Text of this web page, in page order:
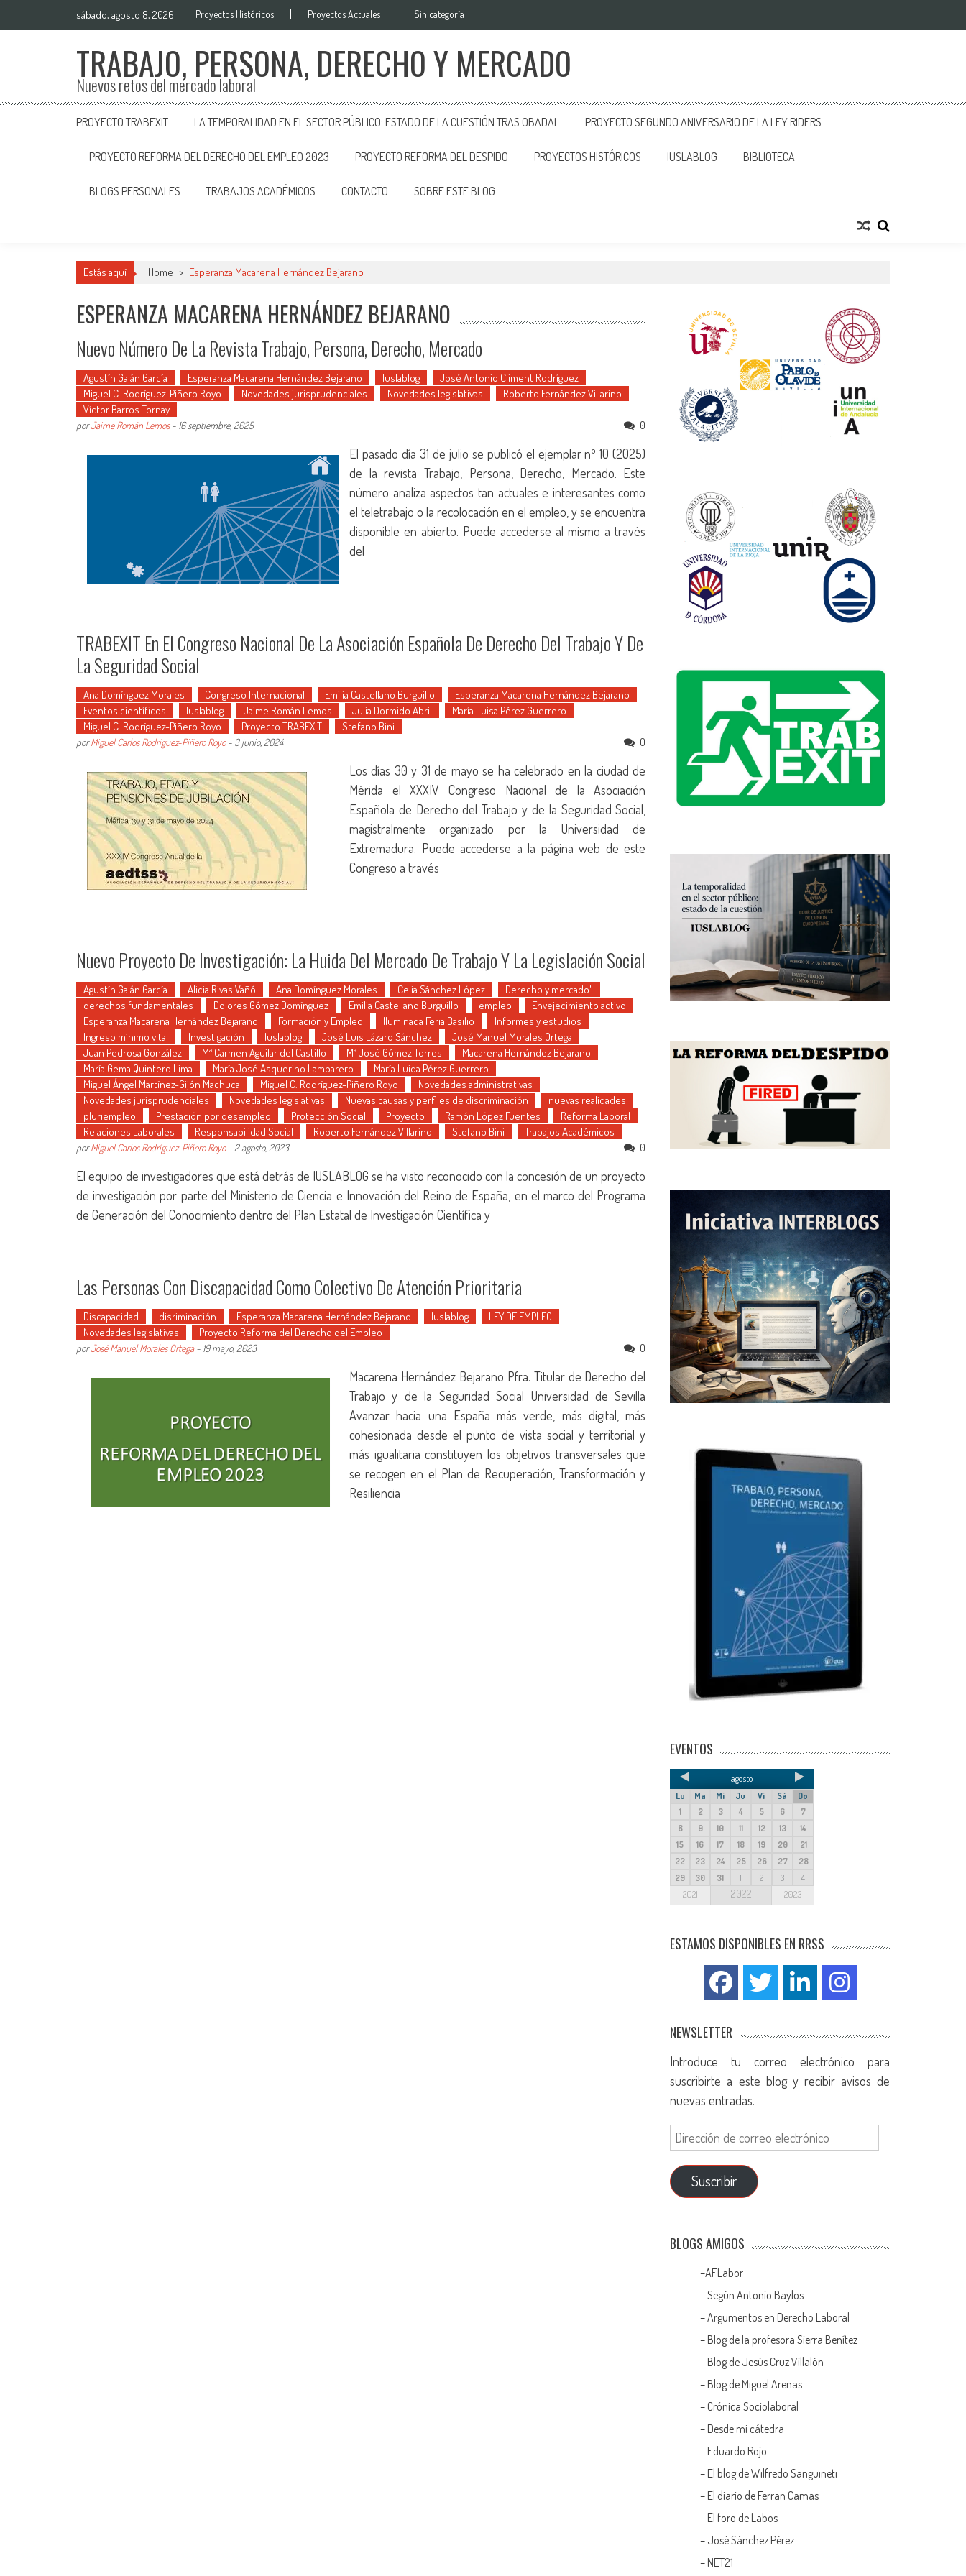
sábado, agosto 8, 2026 Proyectos Históricos Proyectos Actuales Sin categoría
TRABAJO, PERSONA, DERECHO Y MERCADO
Nuevos retos del mercado laboral
PROYECTO TRABEXIT LA TEMPORALIDAD EN EL SECTOR PÚBLICO: ESTADO DE LA CUESTIÓN TRAS OBADAL PROYECTO SEGUNDO ANIVERSARIO DE LA LEY RIDERS
PROYECTO REFORMA DEL DERECHO DEL EMPLEO 2023 PROYECTO REFORMA DEL DESPIDO PROYECTOS HISTÓRICOS IUSLABLOG BIBLIOTECA
BLOGS PERSONALES TRABAJOS ACADÉMICOS CONTACTO SOBRE ESTE BLOG
Estás aquí Home > Esperanza Macarena Hernández Bejarano
ESPERANZA MACARENA HERNÁNDEZ BEJARANO
Nuevo Número De La Revista Trabajo, Persona, Derecho, Mercado
Agustín Galán García Esperanza Macarena Hernández Bejarano Iuslablog
José Antonio Climent Rodríguez
Miguel C. Rodríguez-Piñero Royo
Novedades jurisprudenciales Novedades legislativas
Roberto Fernández Villarino
Víctor Barros Tornay
porJaime Román Lemos- 16 septiembre, 2025 0
El pasado día 31 de julio se publicó el ejemplar nº 10 (2025)
de la revista Trabajo, Persona, Derecho, Mercado. Este
número analiza aspectos tan actuales e interesantes como
el teletrabajo o la recolocación en el empleo, y se encuentra
disponible en abierto. Puede accederse al mismo a través
del
TRABEXIT En El Congreso Nacional De La Asociación Española De Derecho Del Trabajo Y De
La Seguridad Social
Ana Domínguez Morales Congreso Internacional Emilia Castellano Burguillo
Esperanza Macarena Hernández Bejarano
Eventos científicos
Iuslablog Jaime Román Lemos Julia Dormido Abril
María Luisa Pérez Guerrero
Miguel C. Rodríguez-Piñero Royo
Proyecto TRABEXIT Stefano Bini
porMiguel Carlos Rodríguez-Piñero Royo- 3 junio, 2024 0
Los días 30 y 31 de mayo se ha celebrado en la ciudad de
Mérida el XXXIV Congreso Nacional de la Asociación
Española de Derecho del Trabajo y de la Seguridad Social,
magistralmente organizado por la Universidad de
Extremadura. Puede accederse a la página web de este
Congreso a través
Nuevo Proyecto De Investigación: La Huida Del Mercado De Trabajo Y La Legislación Social
Agustín Galán García Alicia Rivas Vañó Ana Domínguez Morales Celia Sánchez López
Derecho y mercado"
derechos fundamentales
Dolores Gómez Domínguez Emilia Castellano Burguillo empleo
Envejecimiento activo
Esperanza Macarena Hernández Bejarano
Formación y Empleo Iluminada Feria Basilio
Informes y estudios
Ingreso mínimo vital
Investigación Iuslablog José Luis Lázaro Sánchez
José Manuel Morales Ortega
Juan Pedrosa González
Mª Carmen Aguilar del Castillo Mª José Gómez Torres
Macarena Hernández Bejarano
María Gema Quintero Lima
María José Asquerino Lamparero
María Luida Pérez Guerrero
Miguel Ángel Martínez-Gijón Machuca
Miguel C. Rodríguez-Piñero Royo
Novedades administrativas
Novedades jurisprudenciales
Novedades legislativas Nuevas causas y perfiles de discriminación
nuevas realidades
pluriempleo
Prestación por desempleo Protección Social Proyecto Ramón López Fuentes
Reforma Laboral
Relaciones Laborales
Responsabilidad Social Roberto Fernández Villarino Stefano Bini Trabajos Académicos
porMiguel Carlos Rodríguez-Piñero Royo- 2 agosto, 2023 0
El equipo de investigadores que está detrás de IUSLABLOG se ha visto reconocido con la concesión de un proyecto
de investigación por parte del Ministerio de Ciencia e Innovación del Reino de España, en el marco del Programa
de Generación del Conocimiento dentro del Plan Estatal de Investigación Científica y
Las Personas Con Discapacidad Como Colectivo De Atención Prioritaria
Discapacidad disriminación Esperanza Macarena Hernández Bejarano Iuslablog
LEY DE EMPLEO
Novedades legislativas
Proyecto Reforma del Derecho del Empleo
porJosé Manuel Morales Ortega- 19 mayo, 2023 0
Macarena Hernández Bejarano Pfra. Titular de Derecho del
Trabajo y de la Seguridad Social Universidad de Sevilla
Avanzar hacia una España más verde, más digital, más
cohesionada desde el punto de vista social y territorial y
más igualitaria constituyen los objetivos transversales que
se recogen en el Plan de Recuperación, Transformación y
Resiliencia
EVENTOS
agosto
Lu Ma Mi Ju Vi Sá
Do
1
2 3 4 5 6
7
8
9 10 11 12 13
14
15
16 17 18 19 20
21
22
23 24 25 26 27
28
29
30 31 1 2 3 4
2021 2022 2023
ESTAMOS DISPONIBLES EN RRSS
NEWSLETTER
Introduce tu correo electrónico para
suscribirte a este blog y recibir avisos de
nuevas entradas.
Suscribir
BLOGS AMIGOS
–AFLabor
– Según Antonio Baylos
–Argumentos en Derecho Laboral
– Blog de la profesora Sierra Benítez
– Blog de Jesús Cruz Villalón
– Blog de Miguel Arenas
– Crónica Sociolaboral
– Desde mi cátedra
– Eduardo Rojo
– El blog de Wilfredo Sanguineti
– El diario de Ferran Camas
– El foro de Labos
– José Sánchez Pérez
– NET21